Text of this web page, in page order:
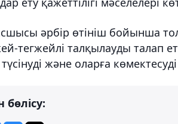
әрбір өтініш бойынша
тегжейлі талқылауды талап
және оларға